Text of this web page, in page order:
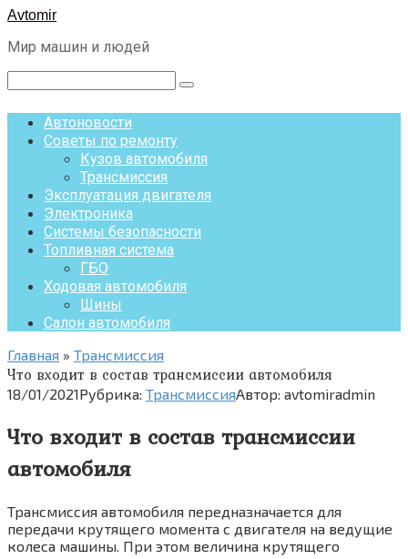
Перейти
контенту
Avtomir
Мир машин и людей
Поиск:
Автоновости
Советы по ремонту
Кузов автомобиля
Трансмиссия
Эксплуатация двигателя
Электроника
Системы безопасности
Топливная система
ГБО
Ходовая автомобиля
Шины
Салон автомобиля
Главная » Трансмиссия
Что входит в состав трансмиссии автомобиля
18/01/2021Рубрика: ТрансмиссияАвтор: avtomiradmin
Что входит в состав трансмиссии
автомобиля
Трансмиссия автомобиля передназначается для
передачи крутящего момента с двигателя на ведущие
колеса машины. При этом величина крутящего